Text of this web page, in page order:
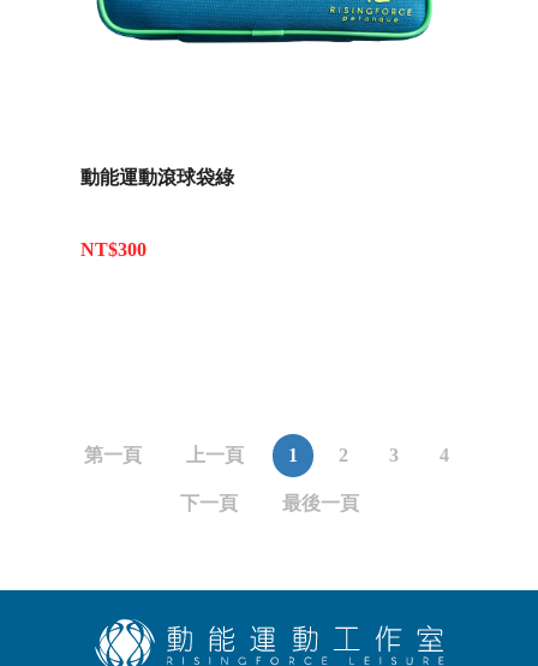
動能運動滾球袋綠
NT$300
第一頁 上一頁 1 2 3 4
下一頁 最後一頁